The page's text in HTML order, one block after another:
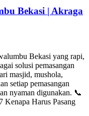
Bekasi | Akraga
Bekasi yang rapi,
solusi pemasangan
masjid, mushola,
setiap pemasangan
nyaman digunakan. 📞
Kenapa Harus Pasang